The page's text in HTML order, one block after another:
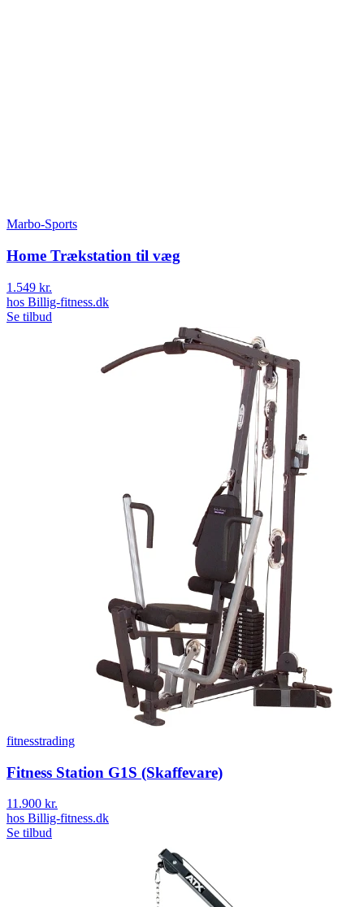
Marbo-Sports
Home Trækstation til væg
1.549 kr.
hos Billig-fitness.dk
Se tilbud
fitnesstrading
Fitness Station G1S (Skaffevare)
11.900 kr.
hos Billig-fitness.dk
Se tilbud